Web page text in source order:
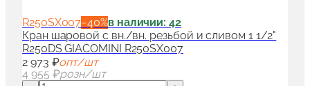
R250SX007−40%в наличии: 42
Кран шаровой с вн./вн. резьбой и сливом 1 1/2"
R250DS GIACOMINI R250SX007
2 973 ₽опт/шт
4 955 ₽розн/шт